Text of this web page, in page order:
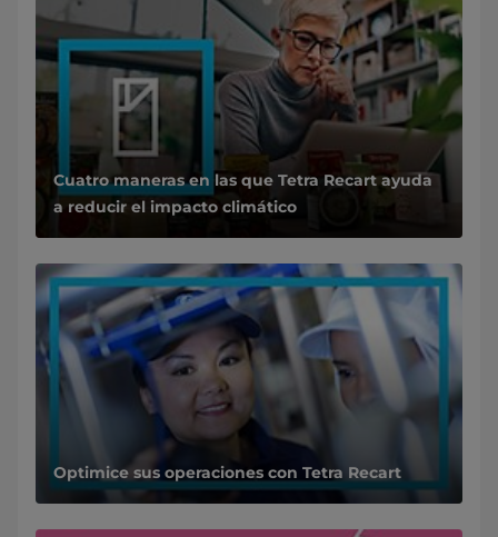
Cuatro maneras en las que Tetra Recart ayuda
a reducir el impacto climático
Optimice sus operaciones con Tetra Recart